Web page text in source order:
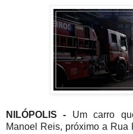
NILÓPOLIS - Um carro
Manoel Reis, próximo a Rua